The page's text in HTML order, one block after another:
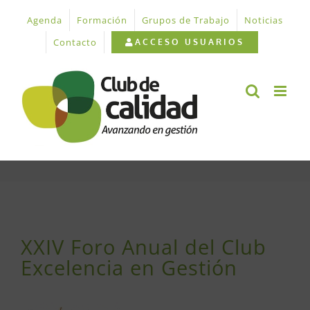
contenido
Agenda Formación Grupos de Trabajo
Noticias
Contacto
ACCESO USUARIOS
imagen
más
grande
XXIV Foro Anual del Club
Excelencia en Gestión